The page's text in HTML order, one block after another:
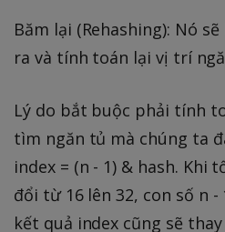
Băm lại (Rehashing): Nó
ra và tính toán lại vị trí
Lý do bắt buộc phải tính
tìm ngăn tủ mà chúng ta
index = (n - 1) & hash. Khi
đổi từ 16 lên 32, con số n
kết quả index cũng sẽ